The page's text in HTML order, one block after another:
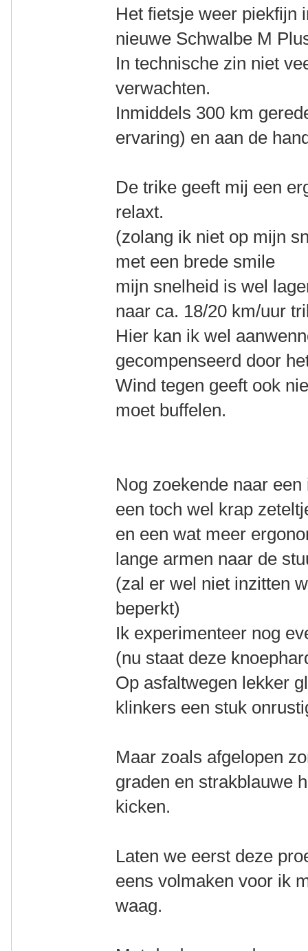
Het fietsje weer piekfijn
nieuwe Schwalbe M
In technische zin niet
verwachten.
Inmiddels 300 km
ervaring) en aan de
De trike geeft mij een
relaxt.
(zolang ik niet op mijn
met een brede smile
mijn snelheid is wel
naar ca. 18/20 km/uur
Hier kan ik wel
gecompenseerd door
Wind tegen geeft ook
moet buffelen.
Nog zoekende naar
een toch wel krap
en een wat meer
lange armen naar de
(zal er wel niet inzitten
beperkt)
Ik experimenteer nog
(nu staat deze
Op asfaltwegen lekker
klinkers een stuk
Maar zoals afgelopen
graden en strakblauwe
kicken.
Laten we eerst deze
eens volmaken voor ik
waag.